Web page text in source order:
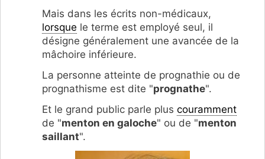
Mais dans les écrits non-médicaux,
lorsque le terme est employé seul, il
désigne généralement une avancée de la
mâchoire inférieure.
La personne atteinte de prognathie ou de
prognathisme est dite "prognathe".
Et le grand public parle plus couramment
de "menton en galoche" ou de "menton
saillant".